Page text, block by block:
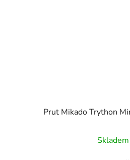
Prut Mikado Trython
Skladem